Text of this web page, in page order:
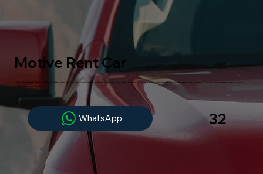
Motive Rent Car
EnMotive Rent Car te damos la libertad de vivir tu próxima aventura con vehículos modernos, seguros y confortables. Ya sea por negocios o vacaciones, tenemos el auto
ideal para tu recorrido.
WhatsApp 32